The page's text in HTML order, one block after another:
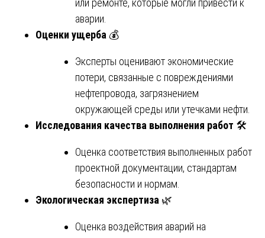
или ремонте, которые могли привести к
аварии.
Оценки ущерба 💰
Эксперты оценивают экономические
потери, связанные с повреждениями
нефтепровода, загрязнением
окружающей среды или утечками нефти.
Исследования качества выполнения работ 🛠️
Оценка соответствия выполненных работ
проектной документации, стандартам
безопасности и нормам.
Экологическая экспертиза 🌿
Оценка воздействия аварий на